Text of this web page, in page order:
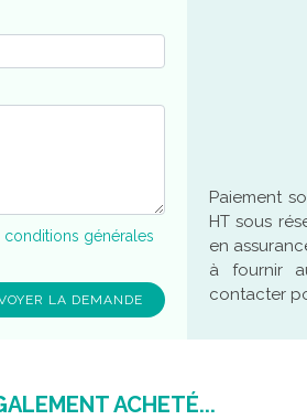
conditions générales
Paiement
HT sous
en
à fournir
contacter
ACHETÉ...